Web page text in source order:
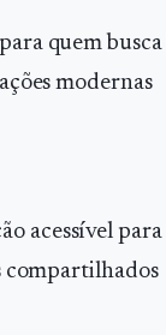
quem busca
modernas
acessível para
compartilhados